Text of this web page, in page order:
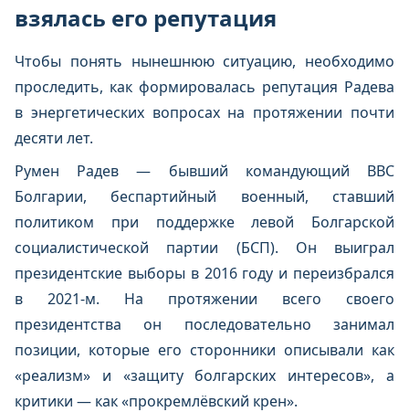
взялась его репутация
Чтобы понять нынешнюю ситуацию, необходимо
проследить, как формировалась репутация Радева
в энергетических вопросах на протяжении почти
десяти лет.
Румен Радев — бывший командующий ВВС
Болгарии, беспартийный военный, ставший
политиком при поддержке левой Болгарской
социалистической партии (БСП). Он выиграл
президентские выборы в 2016 году и переизбрался
в 2021-м. На протяжении всего своего
президентства он последовательно занимал
позиции, которые его сторонники описывали как
«реализм» и «защиту болгарских интересов», а
критики — как «прокремлёвский крен».